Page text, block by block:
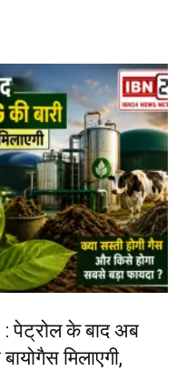
पेट्रोल के बाद अब
मिलाएगी,